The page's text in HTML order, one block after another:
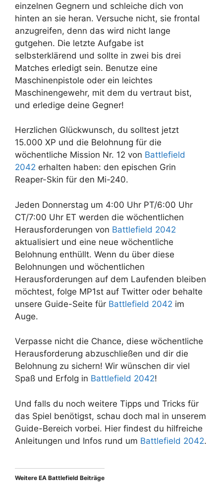
einzelnen Gegnern und schleiche dich von
hinten an sie heran. Versuche nicht, sie frontal
anzugreifen, denn das wird nicht lange
gutgehen. Die letzte Aufgabe ist
selbsterklärend und sollte in zwei bis drei
Matches erledigt sein. Benutze eine
Maschinenpistole oder ein leichtes
Maschinengewehr, mit dem du vertraut bist,
und erledige deine Gegner!
Herzlichen Glückwunsch, du solltest jetzt
15.000 XP und die Belohnung für die
wöchentliche Mission Nr. 12 von Battlefield
2042 erhalten haben: den epischen Grin
Reaper-Skin für den Mi-240.
Jeden Donnerstag um 4:00 Uhr PT/6:00 Uhr
CT/7:00 Uhr ET werden die wöchentlichen
Herausforderungen von Battlefield 2042
aktualisiert und eine neue wöchentliche
Belohnung enthüllt. Wenn du über diese
Belohnungen und wöchentlichen
Herausforderungen auf dem Laufenden bleiben
möchtest, folge MP1st auf Twitter oder behalte
unsere Guide-Seite für Battlefield 2042 im
Auge.
Verpasse nicht die Chance, diese wöchentliche
Herausforderung abzuschließen und dir die
Belohnung zu sichern! Wir wünschen dir viel
Spaß und Erfolg in Battlefield 2042!
Und falls du noch weitere Tipps und Tricks für
das Spiel benötigst, schau doch mal in unserem
Guide-Bereich vorbei. Hier findest du hilfreiche
Anleitungen und Infos rund um Battlefield 2042.
Weitere EA Battlefield Beiträge